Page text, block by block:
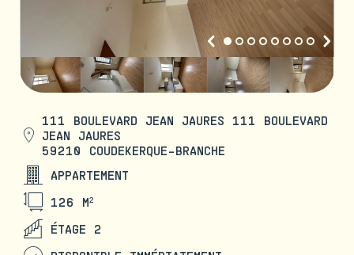
111 BOULEVARD JEAN JAURES 111 BOULEVARD
JEAN JAURES
59210 COUDEKERQUE-BRANCHE
APPARTEMENT
126 M²
ÉTAGE 2